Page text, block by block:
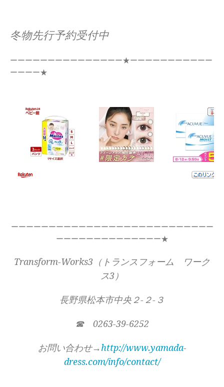
冬物先行予約受付中
ーーーーーーーーーーーーーーー★ーーーーーーーーーーー
ーーーー★
ーーーーーーーーーーーーーーーーーーーーーーーーーーー
ーーーーーーーーーーーーーー★
Transform-Works3（トランスフォーム ワーク
ス3）
長野県松本市中央２-２-３
☎ 0263-39-6252
お問い合わせ→http://www.yamada-
dress.com/info/contact/